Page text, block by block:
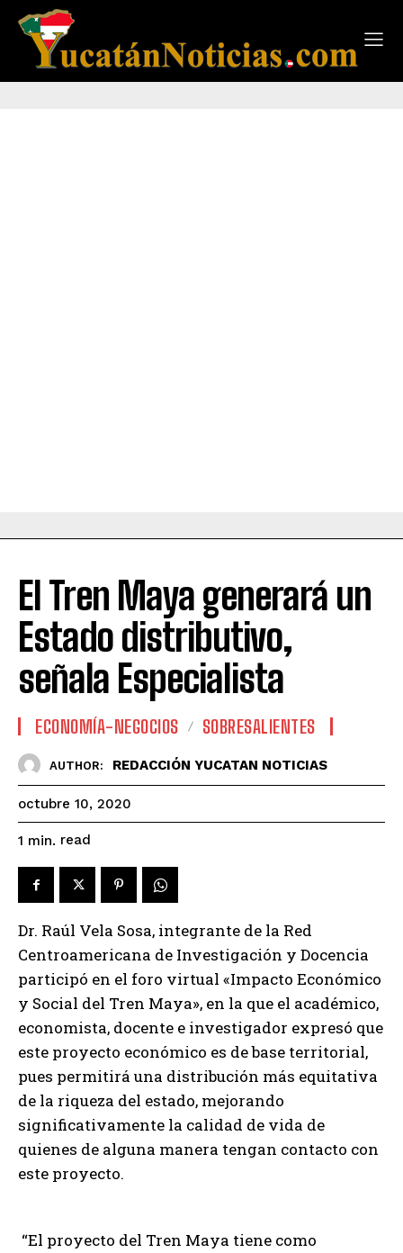
El Tren Maya generará un
Estado distributivo,
señala Especialista
ECONOMÍA-NEGOCIOS SOBRESALIENTES
AUTHOR: REDACCIÓN YUCATAN NOTICIAS
octubre 10, 2020
1 min. read
Dr. Raúl Vela Sosa, integrante de la Red
Centroamericana de Investigación y Docencia
participó en el foro virtual «Impacto Económico
y Social del Tren Maya», en la que el académico,
economista, docente e investigador expresó que
este proyecto económico es de base territorial,
pues permitirá una distribución más equitativa
de la riqueza del estado, mejorando
significativamente la calidad de vida de
quienes de alguna manera tengan contacto con
este proyecto.
“El proyecto del Tren Maya tiene como